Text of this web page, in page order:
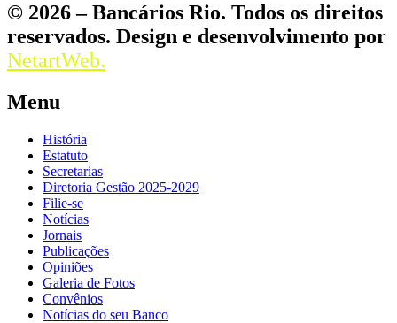
© 2026 – Bancários Rio. Todos os direitos
reservados. Design e desenvolvimento por
NetartWeb.
Menu
História
Estatuto
Secretarias
Diretoria Gestão 2025-2029
Filie-se
Notícias
Jornais
Publicações
Opiniões
Galeria de Fotos
Convênios
Notícias do seu Banco